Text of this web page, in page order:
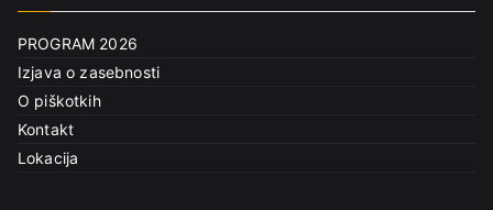
PROGRAM 2026
Izjava o zasebnosti
O piškotkih
Kontakt
Lokacija